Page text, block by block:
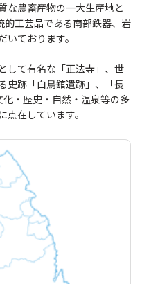
な農畜産物の一大生産地と
的工芸品である南部鉄器、岩
いております。
して有名な「正法寺」、世
史跡「白鳥舘遺跡」、「長
・歴史・自然・温泉等の多
点在しています。